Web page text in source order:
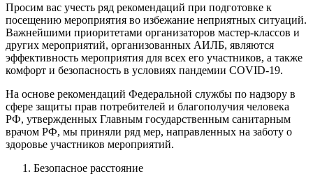
Просим вас учесть ряд рекомендаций при подготовке к
посещению мероприятия во избежание неприятных ситуаций.
Важнейшими приоритетами организаторов мастер-классов и
других мероприятий, организованных АИЛБ, являются
эффективность мероприятия для всех его участников, а также
комфорт и безопасность в условиях пандемии COVID-19.
На основе рекомендаций Федеральной службы по надзору в
сфере защиты прав потребителей и благополучия человека
РФ, утвержденных Главным государственным санитарным
врачом РФ, мы приняли ряд мер, направленных на заботу о
здоровье участников мероприятий.
Безопасное расстояние